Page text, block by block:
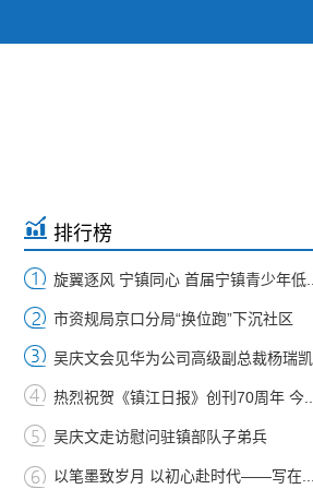
排行榜
旋翼逐风 宁镇同心 首届宁镇青少年低...
市资规局京口分局“换位跑”下沉社区
吴庆文会见华为公司高级副总裁杨瑞凯
热烈祝贺《镇江日报》创刊70周年 今...
吴庆文走访慰问驻镇部队子弟兵
以笔墨致岁月 以初心赴时代——写在...